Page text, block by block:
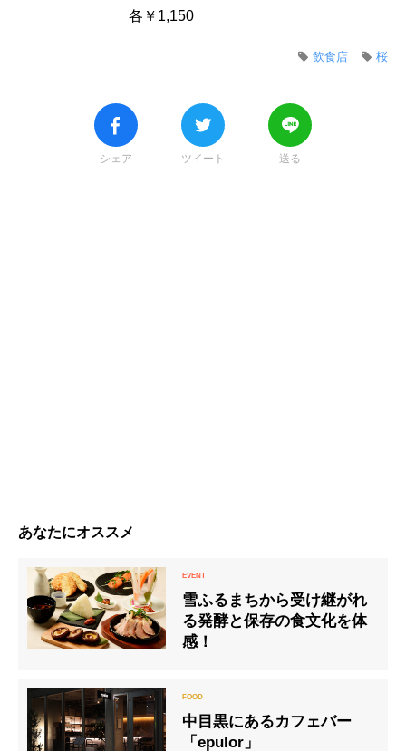
各￥1,150
桜
飲食店
シェア ツイート 送る
あなたにオススメ
雪ふるまちから受け継がれ
る発酵と保存の食文化を体
感！
中目黒にあるカフェバー
「epulor」